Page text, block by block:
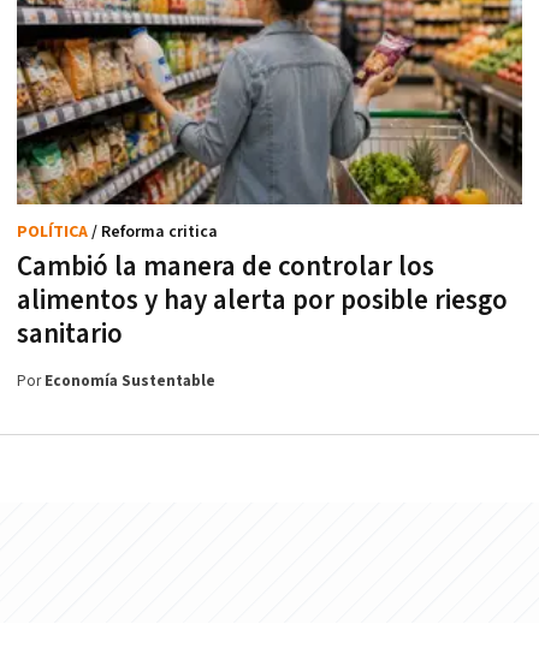
Cambió la manera de controlar los
alimentos y hay alerta por posible riesgo
sanitario
POLÍTICA/ Reforma critica
PorEconomía Sustentable